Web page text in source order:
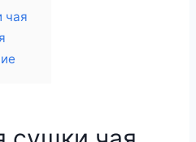
чая